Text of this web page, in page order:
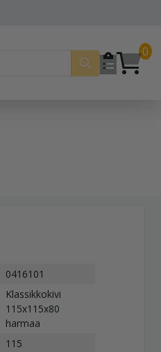
0
0416101
Klassikkokivi
115x115x80
harmaa
115